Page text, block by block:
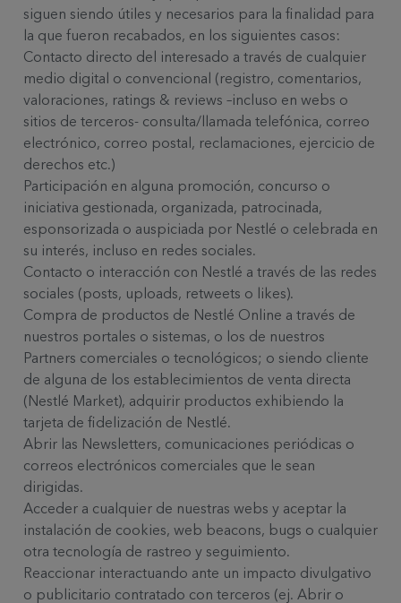
siguen siendo útiles y necesarios para la finalidad para
la que fueron recabados, en los siguientes casos:
Contacto directo del interesado a través de cualquier
medio digital o convencional (registro, comentarios,
valoraciones, ratings & reviews –incluso en webs o
sitios de terceros- consulta/llamada telefónica, correo
electrónico, correo postal, reclamaciones, ejercicio de
derechos etc.)
Participación en alguna promoción, concurso o
iniciativa gestionada, organizada, patrocinada,
esponsorizada o auspiciada por Nestlé o celebrada en
su interés, incluso en redes sociales.
Contacto o interacción con Nestlé a través de las redes
sociales (posts, uploads, retweets o likes).
Compra de productos de Nestlé Online a través de
nuestros portales o sistemas, o los de nuestros
Partners comerciales o tecnológicos; o siendo cliente
de alguna de los establecimientos de venta directa
(Nestlé Market), adquirir productos exhibiendo la
tarjeta de fidelización de Nestlé.
Abrir las Newsletters, comunicaciones periódicas o
correos electrónicos comerciales que le sean
dirigidas.
Acceder a cualquier de nuestras webs y aceptar la
instalación de cookies, web beacons, bugs o cualquier
otra tecnología de rastreo y seguimiento.
Reaccionar interactuando ante un impacto divulgativo
o publicitario contratado con terceros (ej. Abrir o